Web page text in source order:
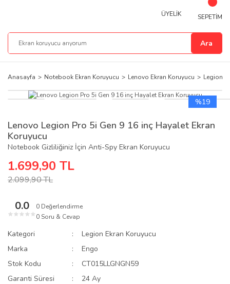
Ara
ÜYELİK SEPETİM
Anasayfa Notebook Ekran Koruyucu Lenovo Ekran Koruyucu Legion
%19
Lenovo Legion Pro 5i Gen 9 16 inç Hayalet Ekran
Koruyucu
Notebook Gizliliğiniz İçin Anti-Spy Ekran Koruyucu
1.699,90 TL
2.099,90 TL
0.0
★ ★ ★ ★ ★
0 Değerlendirme
0 Soru & Cevap
Kategori
Legion Ekran Koruyucu
Marka
Engo
Stok Kodu
CT015LLGNGN59
Garanti Süresi
24 Ay